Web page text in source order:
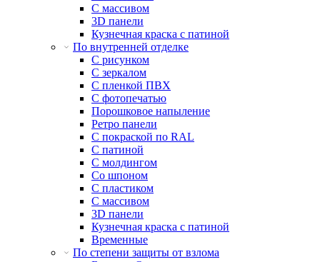
С массивом
3D панели
Кузнечная краска с патиной
По внутренней отделке
С рисунком
С зеркалом
С пленкой ПВХ
С фотопечатью
Порошковое напыление
Ретро панели
С покраской по RAL
С патиной
С молдингом
Со шпоном
С пластиком
С массивом
3D панели
Кузнечная краска с патиной
Временные
По степени защиты от взлома